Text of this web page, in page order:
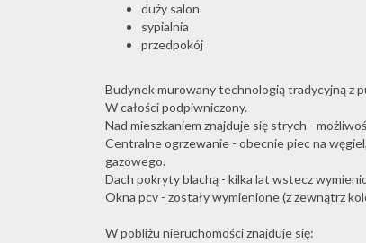
duży salon
sypialnia
przedpokój
Budynek murowany technologią tradycyjną z
W całości podpiwniczony.
Nad mieszkaniem znajduje się strych -
Centralne ogrzewanie - obecnie piec na
gazowego.
Dach pokryty blachą - kilka lat wstecz
Okna pcv - zostały wymienione (z zewnątrz
W pobliżu nieruchomości znajduje się: